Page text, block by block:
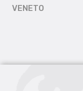
VENETO